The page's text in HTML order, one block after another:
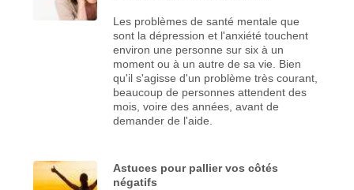
Les problèmes de santé mentale que
sont la dépression et l'anxiété touchent
environ une personne sur six à un
moment ou à un autre de sa vie. Bien
qu'il s'agisse d'un problème très courant,
beaucoup de personnes attendent des
mois, voire des années, avant de
demander de l'aide.
Astuces pour pallier vos côtés
négatifs